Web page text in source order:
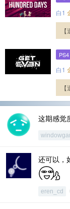
白1
PS4
白1
这期感觉
还可以，
eren_cd